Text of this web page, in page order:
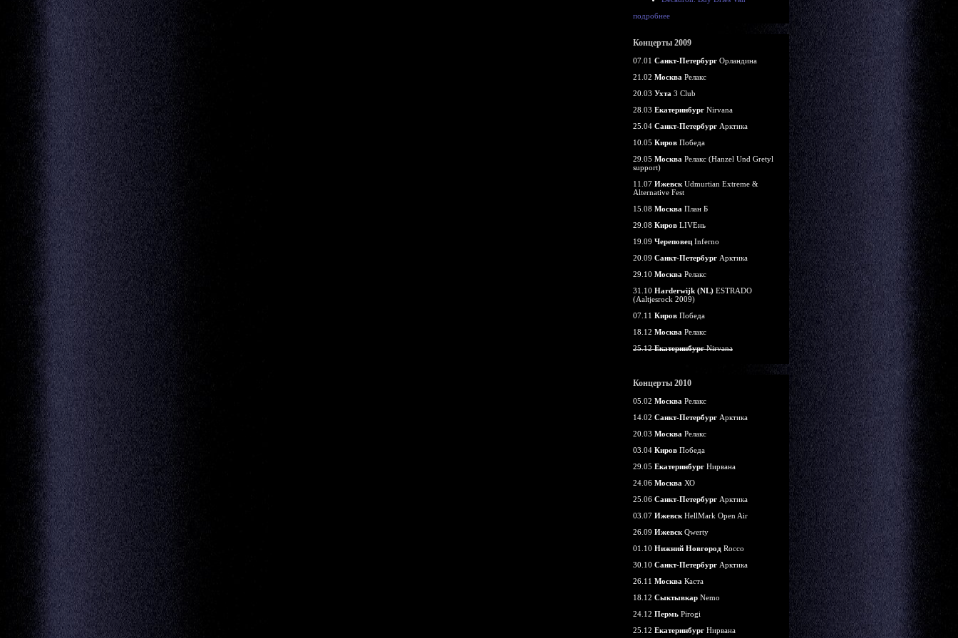
подробнее
Концерты 2009
07.01 Санкт-Петербург Орландина
21.02 Москва Релакс
20.03 Ухта 3 Club
28.03 Екатеринбург Nirvana
25.04 Санкт-Петербург Арктика
10.05 Киров Победа
29.05 Москва Релакс (Hanzel Und Gretyl
support)
11.07 Ижевск Udmurtian Extreme &
Alternative Fest
15.08 Москва План Б
29.08 Киров LIVEнь
19.09 Череповец Inferno
20.09 Санкт-Петербург Арктика
29.10 Москва Релакс
31.10 Harderwijk (NL) ESTRADO
(Aaltjesrock 2009)
07.11 Киров Победа
18.12 Москва Релакс
25.12ЕкатеринбургNirvana
Концерты 2010
05.02 Москва Релакс
14.02 Санкт-Петербург Арктика
20.03 Москва Релакс
03.04 Киров Победа
29.05 Екатеринбург Нирвана
24.06 Москва ХО
25.06 Санкт-Петербург Арктика
03.07 Ижевск HellMark Open Air
26.09 Ижевск Qwerty
01.10 Нижний Новгород Rocco
30.10 Санкт-Петербург Арктика
26.11 Москва Каста
18.12 Сыктывкар Nemo
24.12 Пермь Pirogi
25.12 Екатеринбург Нирвана